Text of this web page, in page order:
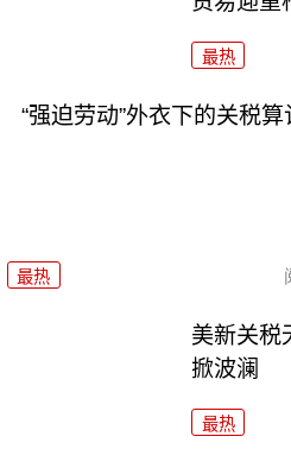
最热
“强迫劳动”外衣下的关税算
最热
美新关税
掀波澜
最热